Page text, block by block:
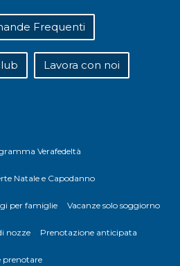
Frequenti
Lavora con noi
Verafedeltà
Natale e Capodanno
per famiglie Vacanze solo soggiorno
nozze Prenotazione anticipata
prenotare